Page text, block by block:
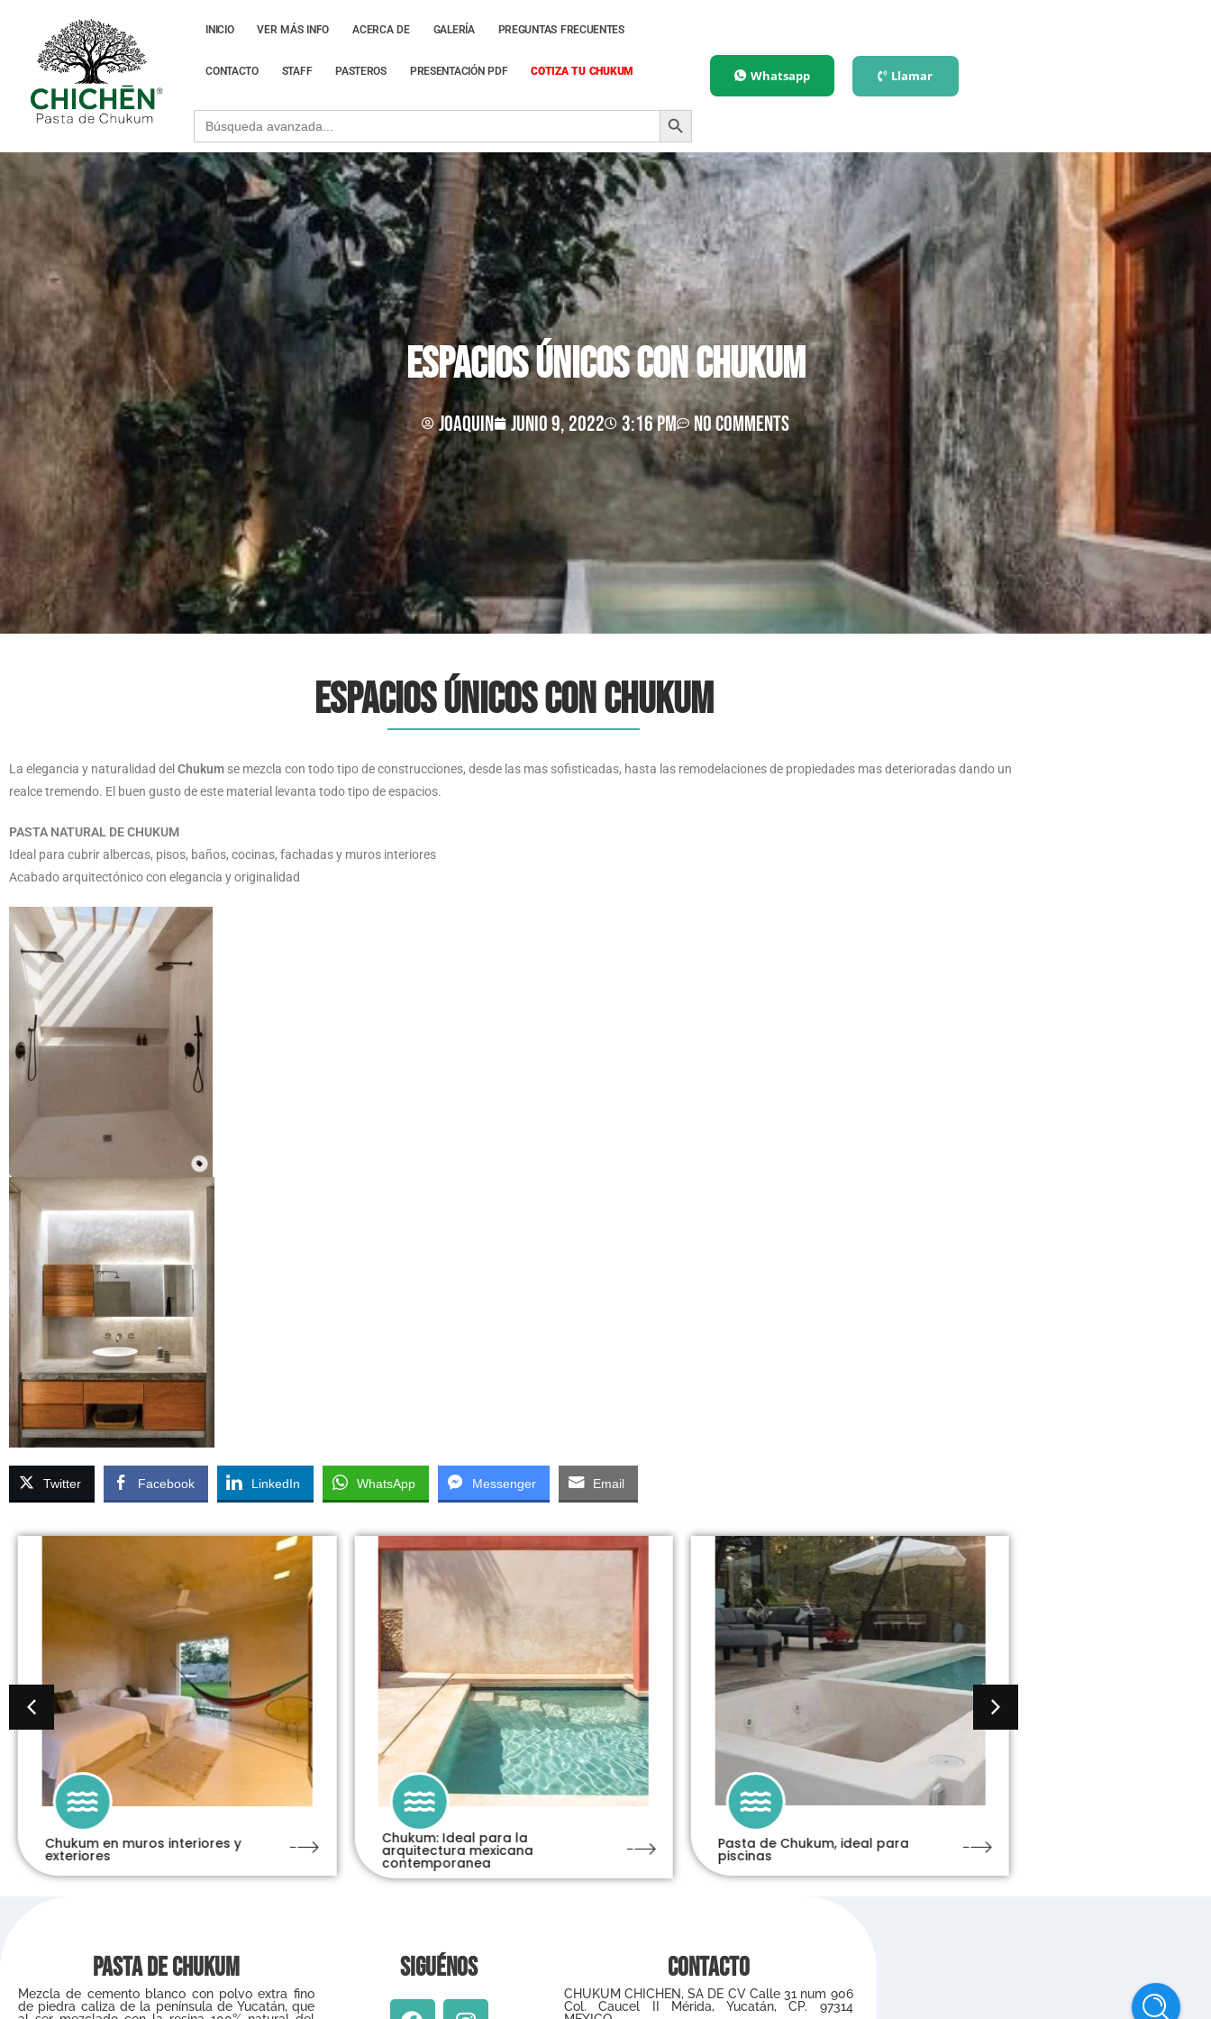
INICIO VER MÁS INFO ACERCA DE GALERÍA PREGUNTAS FRECUENTES
CONTACTO STAFF PASTEROS PRESENTACIÓN PDF COTIZA TU CHUKUM
Search
for:
SEARCH BUTTON
Whatsapp Llamar
Espacios únicos con Chukum
joaquin junio 9, 2022 3:16 pm No Comments
Espacios únicos con Chukum
La elegancia y naturalidad del Chukum se mezcla con todo tipo de construcciones, desde las mas sofisticadas, hasta las remodelaciones de propiedades mas deterioradas dando un
realce tremendo. El buen gusto de este material levanta todo tipo de espacios.
PASTA NATURAL DE CHUKUM
Ideal para cubrir albercas, pisos, baños, cocinas, fachadas y muros interiores
Acabado arquitectónico con elegancia y originalidad
Twitter Facebook LinkedIn WhatsApp Messenger Email
Chukum en muros interiores y
exteriores
Chukum: Ideal para la
arquitectura mexicana
contemporanea
Pasta de Chukum, ideal para
piscinas
Pasta de Chukum
Mezcla de cemento blanco con polvo extra fino
de piedra caliza de la península de Yucatán, que
Siguénos Contacto
CHUKUM CHICHEN, SA DE CV Calle 31 num 906
Col. Caucel II Mérida, Yucatán, CP. 97314